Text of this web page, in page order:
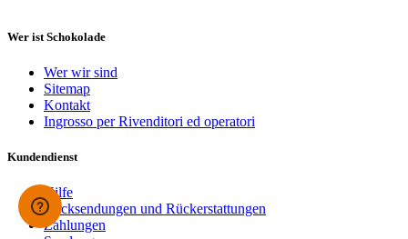
Wer ist Schokolade
Wer wir sind
Sitemap
Kontakt
Ingrosso per Rivenditori ed operatori
Kundendienst
Hilfe
Rücksendungen und Rückerstattungen
Zahlungen